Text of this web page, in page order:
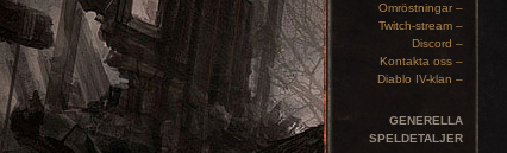
Omröstningar –
Twitch-stream –
Discord –
Kontakta oss –
Diablo IV-klan –
GENERELLA
SPELDETALJER